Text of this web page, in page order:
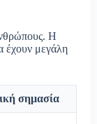
Η
έχουν μεγάλη
σημασία